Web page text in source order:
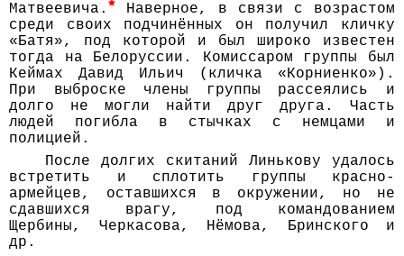
Матвеевича.
Наверное, в связи с возрастом
среди своих под­чинён­ных он получил кличку
«Батя», под которой и был широко известен
тогда на Бело­руссии. Комис­саром группы был
Кеймах Давид Ильич (кличка «Корни­енко»).
При вы­броске члены группы рас­сеялись и
долго не могли найти друг друга. Часть
людей погибла в стычках с немцами и
полицией.
После долгих скитаний Линькову удалось
встретить и сплотить группы красно­
армейцев, остав­шихся в окру­жении, но не
сдав­шихся врагу, под коман­дованием
Щербины, Черкасова, Нёмова, Бринского и
др.